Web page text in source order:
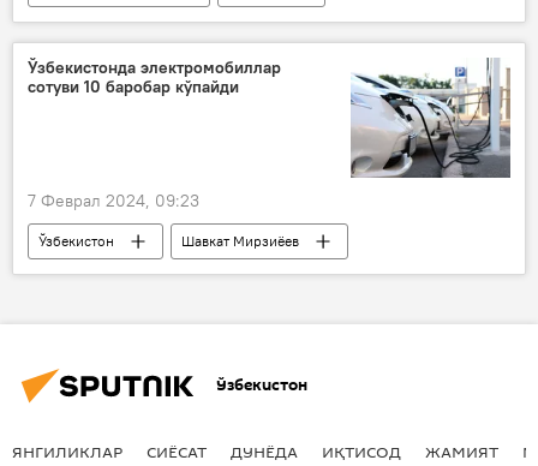
Владимир Путин
журналист
интервью
Ўзбекистонда электромобиллар
сотуви 10 баробар кўпайди
7 Феврал 2024, 09:23
Ўзбекистон
Шавкат Мирзиёев
электромобиль
Иқтисод
Ўзбекистон
ЯНГИЛИКЛАР СИЁСАТ ДУНЁДА ИҚТИСОД ЖАМИЯТ